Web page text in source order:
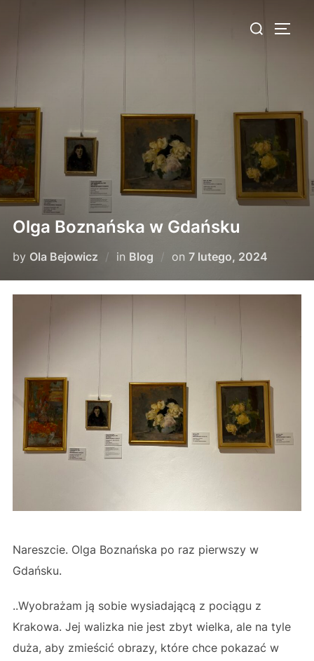
Search
Olga Boznańska w Gdańsku
by Ola Bejowicz in Blog on Posted
7 lutego, 2024
Nareszcie. Olga Boznańska po raz pierwszy w
Gdańsku.
..Wyobrażam ją sobie wysiadającą z pociągu z
Krakowa. Jej walizka nie jest zbyt wielka, ale na tyle
duża, aby zmieścić obrazy, które chce pokazać w